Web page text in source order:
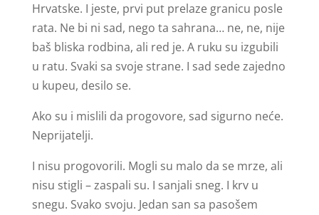
Hrvatske. I jeste, prvi put prelaze granicu posle
rata. Ne bi ni sad, nego ta sahrana… ne, ne, nije
baš bliska rodbina, ali red je. A ruku su izgubili
u ratu. Svaki sa svoje strane. I sad sede zajedno
u kupeu, desilo se.
Ako su i mislili da progovore, sad sigurno neće.
Neprijatelji.
I nisu progovorili. Mogli su malo da se mrze, ali
nisu stigli – zaspali su. I sanjali sneg. I krv u
snegu. Svako svoju. Jedan san sa pasošem